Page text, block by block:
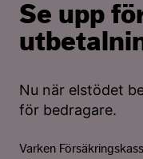
Se upp
Nu när elstödet
för bedragare.
Varken